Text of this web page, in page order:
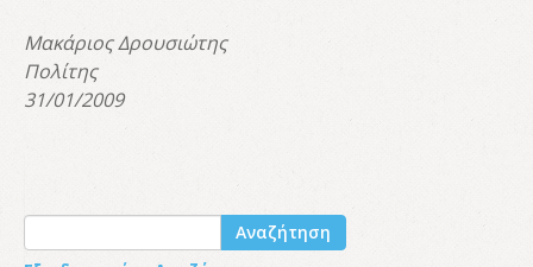
Μακάριος Δρουσιώτης
Πολίτης
31/01/2009
Αναζήτηση